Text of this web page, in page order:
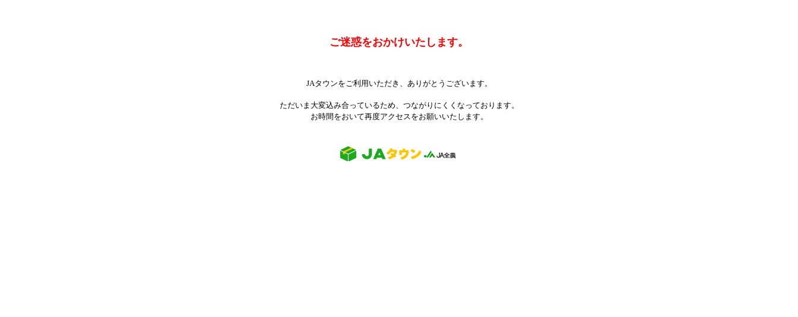
ご迷惑をおかけいたします。
JAタウンをご利用いただき、ありがとうございます。
ただいま大変込み合っているため、つながりにくくなっております。
お時間をおいて再度アクセスをお願いいたします。